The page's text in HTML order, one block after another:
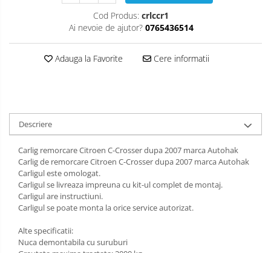
Carlige Jaecoo
Carlige Jeep
Carlige Kia
Carlige Kia EV4
Carlige Kia EV5
Carlige Kia PV5
Carlige Lancia
Covorase auto Suzuki
Covorase auto Toyota
Covorase auto Volvo
Covorase auto Vw
Scut motor Leapmotor
Scut motor Maxus
Scut motor Mazda
Scut motor Mercedes
Scut motor MG
Scut motor Mini
Scut motor Mitsubishi
Cod Produs: crlccr1
Ai nevoie de ajutor? 0765436514
Adauga la Favorite Cere informatii
Descriere
Carlig remorcare Citroen C-Crosser dupa 2007 marca Autohak
Carlig de remorcare Citroen C-Crosser dupa 2007 marca Autohak
Carligul este omologat.
Carligul se livreaza impreuna cu kit-ul complet de montaj.
Carligul are instructiuni.
Carligul se poate monta la orice service autorizat.
Alte specificatii:
Nuca demontabila cu suruburi